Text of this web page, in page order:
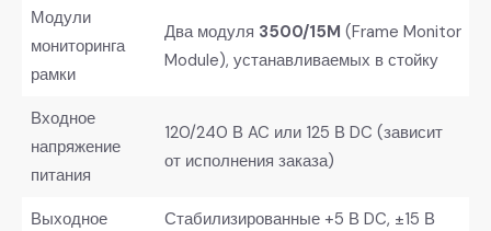
Модули
мониторинга
рамки
Два модуля 3500/15M ​ (Frame Monitor
Module), устанавливаемых в стойку
Входное
напряжение
питания
120/240 В AC или 125 В DC (зависит
от исполнения заказа)
Выходное
Стабилизированные +5 В DC, ±15 В